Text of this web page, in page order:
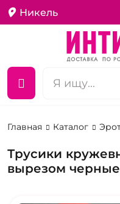
Никель
Главная Каталог
Трусики
вырезом черные